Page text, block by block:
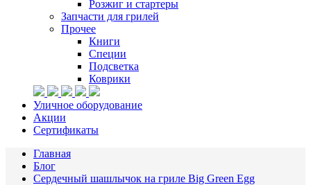
Розжиг и стартеры
Запчасти для грилей
Прочее
Книги
Специи
Подсветка
Коврики
Уличное оборудование
Акции
Сертификаты
Главная
Блог
Сердечный шашлычок на гриле Big Green Egg